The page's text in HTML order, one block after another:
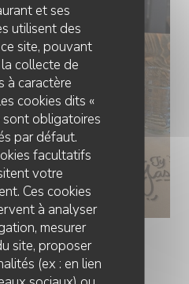
et ses
utilisent des
site, pouvant
collecte de
à caractère
cookies dits «
sont obligatoires
par défaut.
facultatifs
votre
Ces cookies
à analyser
mesurer
site, proposer
(ex : en lien